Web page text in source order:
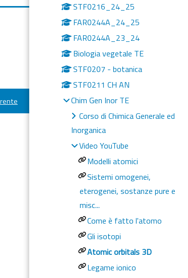
STF0216_24_25
FAR0244A_24_25
FAR0244A_23_24
Biologia vegetale TE
STF0207 - botanica
STF0211 CH AN
Chim Gen Inor TE
Corso di Chimica Generale ed
Inorganica
Video YouTube
Modelli atomici
Sistemi omogenei,
eterogenei, sostanze pure e
misc...
Come è fatto l'atomo
Gli isotopi
Atomic orbitals 3D
Legame ionico